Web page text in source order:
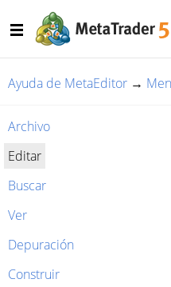
Ayuda de MetaEditor →
Archivo
Editar
Buscar
Ver
Depuración
Construir